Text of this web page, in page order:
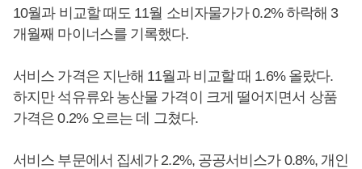
10월과 비교할 때도 11월 소비자물가가 0.2% 하락해 3
개월째 마이너스를 기록했다.
서비스 가격은 지난해 11월과 비교할 때 1.6% 올랐다.
하지만 석유류와 농산물 가격이 크게 떨어지면서 상품
가격은 0.2% 오르는 데 그쳤다.
서비스 부문에서 집세가 2.2%, 공공서비스가 0.8%, 개인